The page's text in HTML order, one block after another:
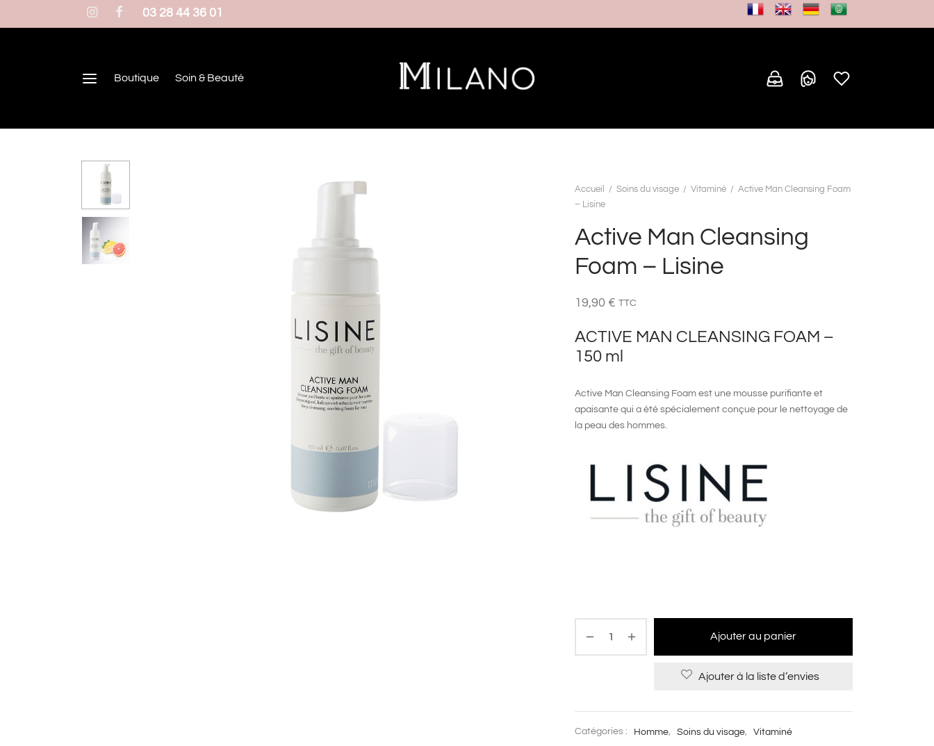
03 28 44 36 01
Boutique Soin & Beauté
Accueil / Soins du visage / Vitaminé / Active Man Cleansing Foam
– Lisine
Active Man Cleansing
Foam – Lisine
19,90 € TTC
ACTIVE MAN CLEANSING FOAM –
150 ml
Active Man Cleansing Foam est une mousse purifiante et
apaisante qui a été spécialement conçue pour le nettoyage de
la peau des hommes.
Ajouter au panier
Ajouter à la liste d’envies
Catégories : Homme, Soins du visage, Vitaminé